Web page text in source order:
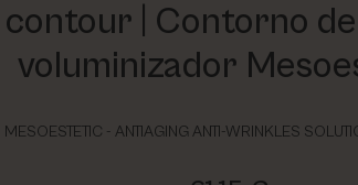
contour | Contorno
voluminizador
MESOESTETIC - ANTIAGING ANTI-WRINKLES